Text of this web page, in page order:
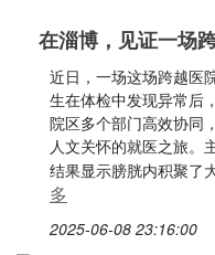
在淄博，见证一场
近日，一场这场跨越医
生在体检中发现异常后
院区多个部门高效协同
人文关怀的就医之旅。
结果显示膀胱内积聚了
多
2025-06-08 23:16:00